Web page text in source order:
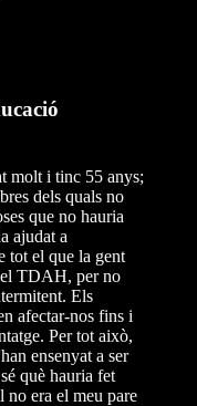
molt i tinc 55 anys;
dels quals no
que no hauria
ajudat a
tot el que la gent
el TDAH, per no
Els
afectar-nos fins i
Per tot això,
ensenyat a ser
què hauria fet
no era el meu pare